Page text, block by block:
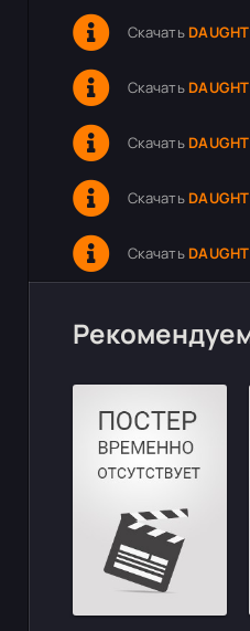
Скачать
Скачать
Скачать
Скачать
Скачать